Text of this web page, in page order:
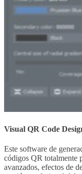
Visual QR Code
Este software de
códigos QR totalmente
avanzados, efectos de